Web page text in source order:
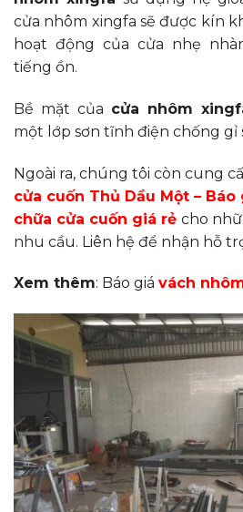
cửa nhôm xingfa sẽ được kín
hoạt động của cửa nhẹ
tiếng ồn.
Bề mặt của cửa nhôm
một lớp sơn tĩnh điện chống gỉ
Ngoài ra, chúng tôi còn cung
cửa cuốn Thủ Dầu Một – Báo
chữa cửa cuốn giá rẻ cho
nhu cầu. Liên hệ để nhận hỗ
Xem thêm: Báo giá vách